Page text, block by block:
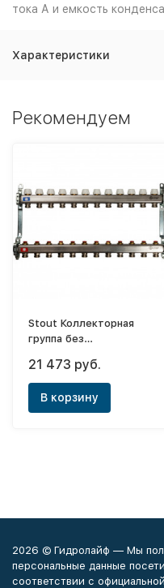
тока А и емкость
Характеристики
Рекомендуем
Stout Коллекторная
группа без
- 9 выходов
21 473 руб.
В корзину
2026 © Гидролайф — Мы
персональные данные
соответствии с